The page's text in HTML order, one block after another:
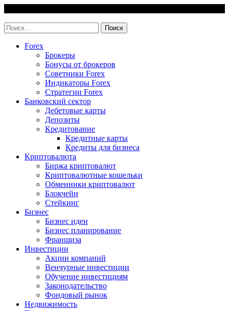
content
Найти:
Forex
Брокеры
Бонусы от брокеров
Советники Forex
Индикаторы Forex
Стратегии Forex
Банковский сектор
Дебетовые карты
Депозиты
Кредитование
Кредитные карты
Кредиты для бизнеса
Криптовалюта
Биржа криптовалют
Криптовалютные кошельки
Обменники криптовалют
Блокчейн
Стейкинг
Бизнес
Бизнес идеи
Бизнес планирование
Франшиза
Инвестиции
Акции компаний
Венчурные инвестиции
Обучение инвестициям
Законодательство
Фондовый рынок
Недвижимость